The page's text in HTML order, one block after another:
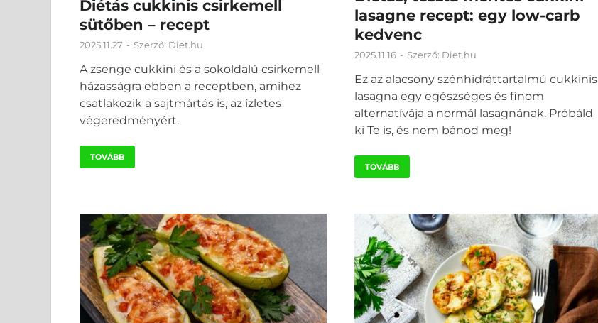
Diétás cukkinis csirkemell
sütőben – recept
2025.11.27 - Szerző: Diet.hu
A zsenge cukkini és a sokoldalú csirkemell
házasságra ebben a receptben, amihez
csatlakozik a sajtmártás is, az ízletes
végeredményért.
TOVÁBB
lasagne recept: egy low-carb
kedvenc
2025.11.16 - Szerző: Diet.hu
Ez az alacsony szénhidráttartalmú cukkinis
lasagna egy egészséges és finom
alternatívája a normál lasagnának. Próbáld
ki Te is, és nem bánod meg!
TOVÁBB